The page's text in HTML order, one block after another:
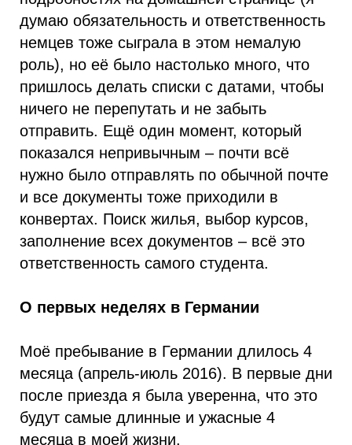
думаю обязательность и ответственность
немцев тоже сыграла в этом немалую
роль), но её было настолько много, что
пришлось делать списки с датами, чтобы
ничего не перепутать и не забыть
отправить. Ещё один момент, который
показался непривычным – почти всё
нужно было отправлять по обычной почте
и все документы тоже приходили в
конвертах. Поиск жилья, выбор курсов,
заполнение всех документов – всё это
ответственность самого студента.
О первых неделях в Германии
Моё пребывание в Германии длилось 4
месяца (апрель-июль 2016). В первые дни
после приезда я была уверенна, что это
будут самые длинные и ужасные 4
месяца в моей жизни.